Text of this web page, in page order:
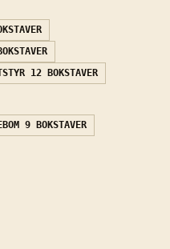
12 BOKSTAVER
9 BOKSTAVER